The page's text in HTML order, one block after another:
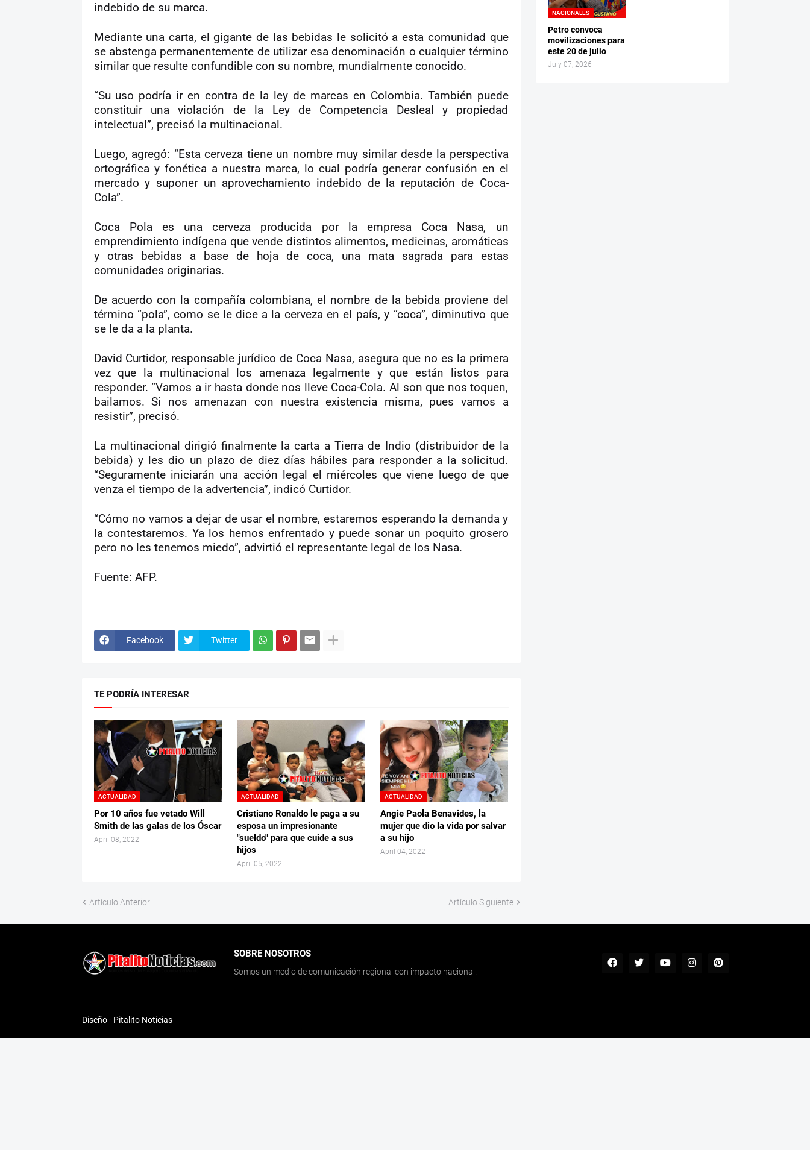
indebido de su marca.
Mediante una carta, el gigante de las bebidas le solicitó a esta comunidad que
se abstenga permanentemente de utilizar esa denominación o cualquier término
similar que resulte confundible con su nombre, mundialmente conocido.
“Su uso podría ir en contra de la ley de marcas en Colombia. También puede
constituir una violación de la Ley de Competencia Desleal y propiedad
intelectual”, precisó la multinacional.
Luego, agregó: “Esta cerveza tiene un nombre muy similar desde la perspectiva
ortográfica y fonética a nuestra marca, lo cual podría generar confusión en el
mercado y suponer un aprovechamiento indebido de la reputación de Coca-
Cola”.
Coca Pola es una cerveza producida por la empresa Coca Nasa, un
emprendimiento indígena que vende distintos alimentos, medicinas, aromáticas
y otras bebidas a base de hoja de coca, una mata sagrada para estas
comunidades originarias.
De acuerdo con la compañía colombiana, el nombre de la bebida proviene del
término “pola”, como se le dice a la cerveza en el país, y “coca”, diminutivo que
se le da a la planta.
David Curtidor, responsable jurídico de Coca Nasa, asegura que no es la primera
vez que la multinacional los amenaza legalmente y que están listos para
responder. “Vamos a ir hasta donde nos lleve Coca-Cola. Al son que nos toquen,
bailamos. Si nos amenazan con nuestra existencia misma, pues vamos a
resistir”, precisó.
La multinacional dirigió finalmente la carta a Tierra de Indio (distribuidor de la
bebida) y les dio un plazo de diez días hábiles para responder a la solicitud.
“Seguramente iniciarán una acción legal el miércoles que viene luego de que
venza el tiempo de la advertencia”, indicó Curtidor.
“Cómo no vamos a dejar de usar el nombre, estaremos esperando la demanda y
la contestaremos. Ya los hemos enfrentado y puede sonar un poquito grosero
pero no les tenemos miedo”, advirtió el representante legal de los Nasa.
Fuente: AFP.
Facebook Twitter
TE PODRÍA INTERESAR
ACTUALIDAD
Por 10 años fue vetado Will
Smith de las galas de los Óscar
April 08, 2022
ACTUALIDAD
Cristiano Ronaldo le paga a su
esposa un impresionante
"sueldo" para que cuide a sus
hijos
April 05, 2022
ACTUALIDAD
Angie Paola Benavides, la
mujer que dio la vida por salvar
a su hijo
April 04, 2022
Artículo Anterior Artículo Siguiente
NACIONALES
Petro convoca
movilizaciones para
este 20 de julio
July 07, 2026
SOBRE NOSOTROS
Somos un medio de comunicación regional con impacto nacional.
Diseño - Pitalito Noticias